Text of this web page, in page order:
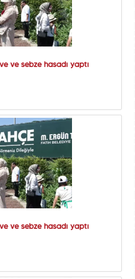
ve sebze hasadı yaptı
ve sebze hasadı yaptı